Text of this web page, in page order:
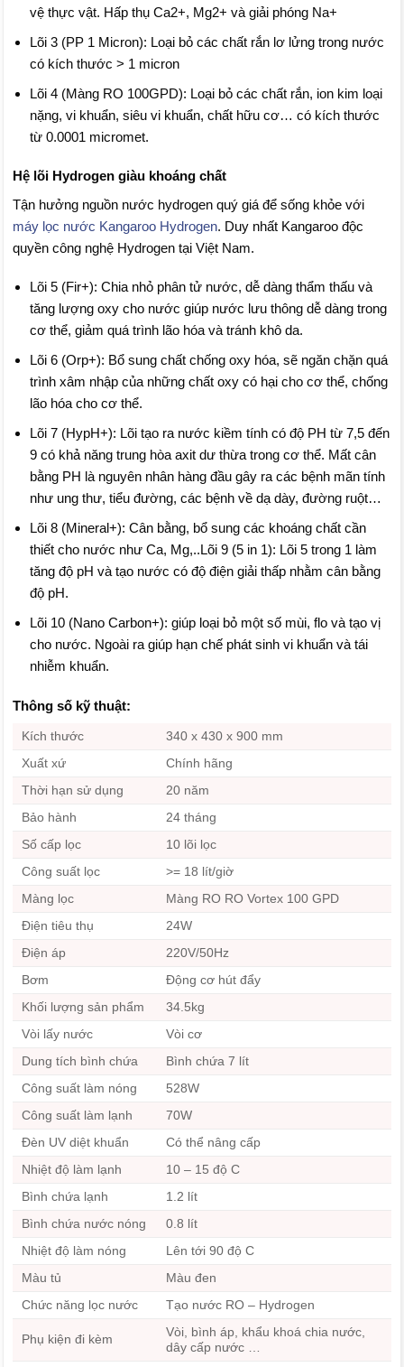
vệ thực vật. Hấp thụ Ca2+, Mg2+ và giải phóng Na+
Lõi 3 (PP 1 Micron): Loại bỏ các chất rắn lơ lửng trong nước
có kích thước > 1 micron
Lõi 4 (Màng RO 100GPD): Loại bỏ các chất rắn, ion kim loại
nặng, vi khuẩn, siêu vi khuẩn, chất hữu cơ… có kích thước
từ 0.0001 micromet.
Hệ lõi Hydrogen giàu khoáng chất
Tận hưởng nguồn nước hydrogen quý giá để sống khỏe với
máy lọc nước Kangaroo Hydrogen. Duy nhất Kangaroo độc
quyền công nghệ Hydrogen tại Việt Nam.
Lõi 5 (Fir+): Chia nhỏ phân tử nước, dễ dàng thẩm thấu và
tăng lượng oxy cho nước giúp nước lưu thông dễ dàng trong
cơ thể, giảm quá trình lão hóa và tránh khô da.
Lõi 6 (Orp+): Bổ sung chất chống oxy hóa, sẽ ngăn chặn quá
trình xâm nhập của những chất oxy có hại cho cơ thể, chống
lão hóa cho cơ thể.
Lõi 7 (HypH+): Lõi tạo ra nước kiềm tính có độ PH từ 7,5 đến
9 có khả năng trung hòa axit dư thừa trong cơ thể. Mất cân
bằng PH là nguyên nhân hàng đầu gây ra các bệnh mãn tính
như ung thư, tiểu đường, các bệnh về dạ dày, đường ruột…
Lõi 8 (Mineral+): Cân bằng, bổ sung các khoáng chất cần
thiết cho nước như Ca, Mg,..Lõi 9 (5 in 1): Lõi 5 trong 1 làm
tăng độ pH và tạo nước có độ điện giải thấp nhằm cân bằng
độ pH.
Lõi 10 (Nano Carbon+): giúp loại bỏ một số mùi, flo và tạo vị
cho nước. Ngoài ra giúp hạn chế phát sinh vi khuẩn và tái
nhiễm khuẩn.
Thông số kỹ thuật:
Kích thước
340 x 430 x 900 mm
Xuất xứ
Chính hãng
Thời hạn sử dụng
20 năm
Bảo hành
24 tháng
Số cấp lọc
10 lõi lọc
Công suất lọc
>= 18 lít/giờ
Màng lọc
Màng RO RO Vortex 100 GPD
Điện tiêu thụ
24W
Điện áp
220V/50Hz
Bơm
Động cơ hút đẩy
Khối lượng sản phẩm
34.5kg
Vòi lấy nước
Vòi cơ
Dung tích bình chứa
Bình chứa 7 lít
Công suất làm nóng
528W
Công suất làm lạnh
70W
Đèn UV diệt khuẩn
Có thể nâng cấp
Nhiệt độ làm lạnh
10 – 15 độ C
Bình chứa lạnh
1.2 lít
Bình chứa nước nóng
0.8 lít
Nhiệt độ làm nóng
Lên tới 90 độ C
Màu tủ
Màu đen
Chức năng lọc nước
Tạo nước RO – Hydrogen
Phụ kiện đi kèm
Vòi, bình áp, khẩu khoá chia nước,
dây cấp nước …